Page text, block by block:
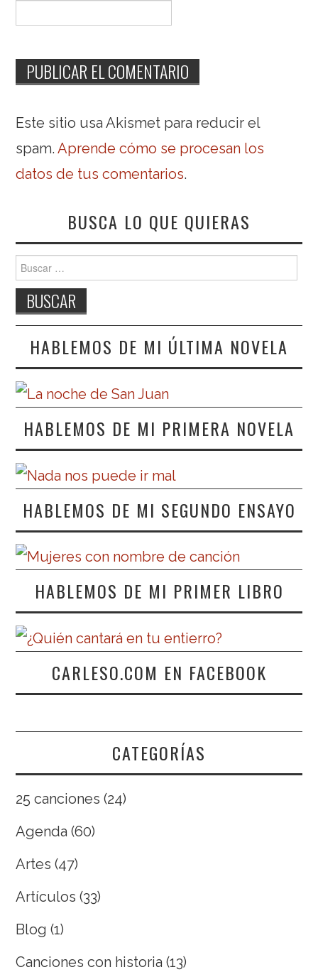
Este sitio usa Akismet para reducir el
spam.Aprende cómo se procesan los
datos de tus comentarios.
BUSCA LO QUE QUIERAS
Buscar:
HABLEMOS DE MI ÚLTIMA NOVELA
HABLEMOS DE MI PRIMERA NOVELA
HABLEMOS DE MI SEGUNDO ENSAYO
HABLEMOS DE MI PRIMER LIBRO
CARLESO.COM EN FACEBOOK
CATEGORÍAS
25 canciones (24)
Agenda (60)
Artes (47)
Artículos (33)
Blog (1)
Canciones con historia (13)